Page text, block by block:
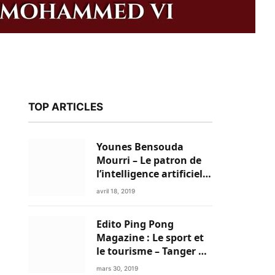
TOP ARTICLES
Younes Bensouda
Mourri – Le patron de
l’intelligence artificielle
est un Marocain
avril 18, 2019
Edito Ping Pong
Magazine : Le sport et
le tourisme – Tanger a
tout pour réussir!
mars 30, 2019